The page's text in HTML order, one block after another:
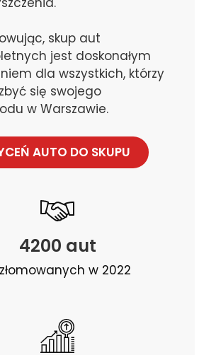
skup aut
jest doskonałym
dla wszystkich, którzy
się swojego
w Warszawie.
AUTO DO SKUPU
4200 aut
w 2022